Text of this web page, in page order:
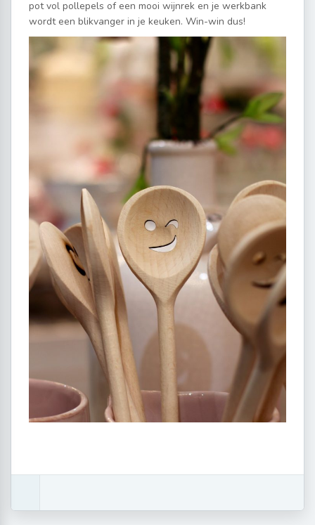
pot vol pollepels of een mooi wijnrek en je werkbank
wordt een blikvanger in je keuken. Win-win dus!